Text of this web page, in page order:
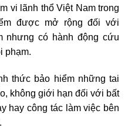
vi lãnh thổ Việt Nam trong
được mở rộng đối với
nhưng có hành động cứu
phạm.
thức bảo hiểm những tai
không giới hạn đối với bất
hay công tác làm việc bên